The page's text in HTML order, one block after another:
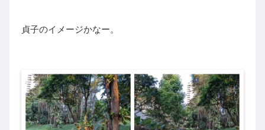
貞子のイメージかなー。